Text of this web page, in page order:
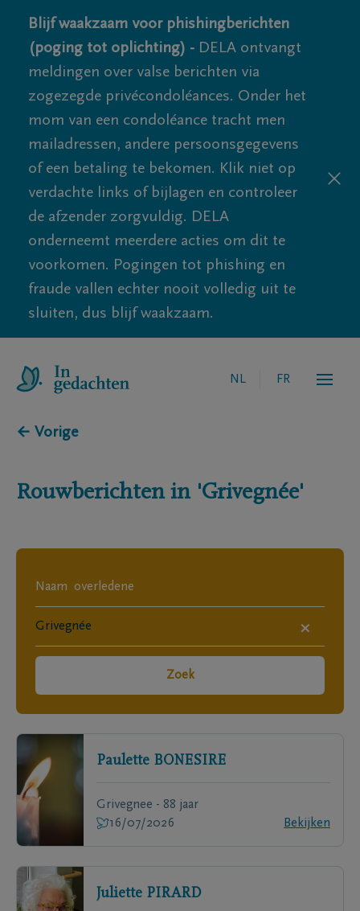
Blijf waakzaam voor phishingberichten
(poging tot oplichting) - DELA ontvangt
meldingen over valse berichten via
zogezegde privécondoléances. Onder het
mom van een condoléance tracht men
mailadressen, andere persoonsgegevens
of een betaling te bekomen. Klik niet op
verdachte links of bijlagen en controleer
de afzender zorgvuldig. DELA
onderneemt meerdere acties om dit te
voorkomen. Pogingen tot phishing en
fraude vallen echter nooit volledig uit te
sluiten, dus blijf waakzaam.
NL FR
← Vorige
Rouwberichten in 'Grivegnée'
×
Zoek
Paulette BONESIRE
Grivegnee - 88 jaar
16/07/2026
Bekijken
Juliette PIRARD